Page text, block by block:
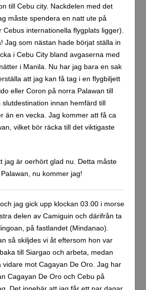
till Cebu city. Nackdelen med det
måste spendera en natt ute på
Cebus internationella flygplats ligger).
Jag som nästan hade börjat ställa in
i Cebu City bland avgaserna med
i Manila. Nu har jag bara en sak
att jag kan få tag i en flygbiljett
eller Coron på norra Palawan till
slutdestination innan hemfärd till
än en vecka. Jag kommer att få ca
vilket bör räcka till det viktigaste
jag är oerhört glad nu. Detta måste
nu kommer jag!
jag gick upp klockan 03.00 i morse
delen av Camiguin och därifrån ta
på fastlandet (Mindanao).
så skiljdes vi åt eftersom hon var
till Siargao och arbeta, medan
vidare mot Cagayan De Oro. Jag har
Cagayan De Oro och Cebu på